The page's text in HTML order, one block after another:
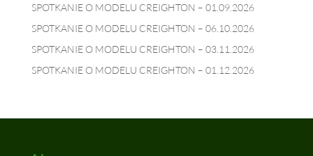
SPOTKANIE O MODELU CREIGHTON – 01.09.2026
SPOTKANIE O MODELU CREIGHTON – 06.10.2026
SPOTKANIE O MODELU CREIGHTON – 03.11.2026
SPOTKANIE O MODELU CREIGHTON – 01.12.2026